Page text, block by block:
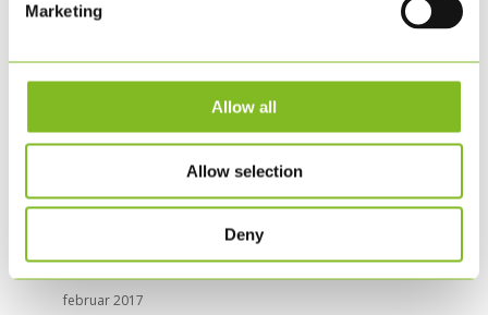
Marketing
Allow all
Allow selection
Deny
maj 2018
september 2017
maj 2017
februar 2017